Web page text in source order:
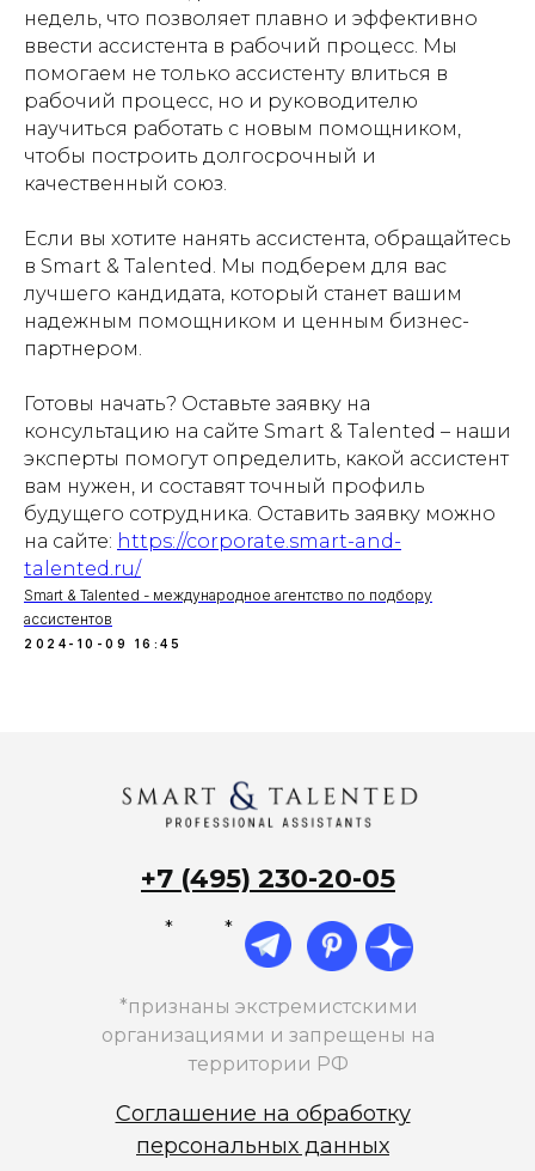
недель, что позволяет плавно и эффективно
ввести ассистента в рабочий процесс. Мы
помогаем не только ассистенту влиться в
рабочий процесс, но и руководителю
научиться работать с новым помощником,
чтобы построить долгосрочный и
качественный союз.
Если вы хотите нанять ассистента, обращайтесь
в Smart & Talented. Мы подберем для вас
лучшего кандидата, который станет вашим
надежным помощником и ценным бизнес-
партнером.
Готовы начать? Оставьте заявку на
консультацию на сайте Smart & Talented – наши
эксперты помогут определить, какой ассистент
вам нужен, и составят точный профиль
будущего сотрудника. Оставить заявку можно
на сайте: https://corporate.smart-and-
talented.ru/
Smart & Talented - международное агентство по подбору
ассистентов
2024-10-09 16:45
+7 (495) 230-20-05
Соглашение на обработку
персональных данных
*признаны экстремистскими
организациями и запрещены на
территории РФ
* *